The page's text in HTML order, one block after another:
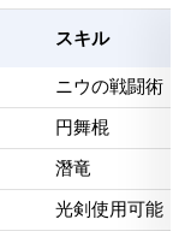
スキル
ニウの戦闘術
円舞棍
潛竜
光剣使用可能